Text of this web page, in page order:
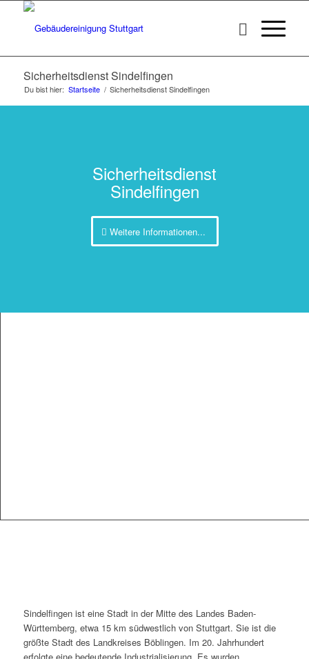
Sicherheitsdienst Sindelfingen
Du bist hier: Startseite / Sicherheitsdienst Sindelfingen
Sicherheitsdienst
Sindelfingen
Weitere Informationen...
Sindelfingen ist eine Stadt in der Mitte des Landes Baden-
Württemberg, etwa 15 km südwestlich von Stuttgart. Sie ist die
größte Stadt des Landkreises Böblingen. Im 20. Jahrhundert